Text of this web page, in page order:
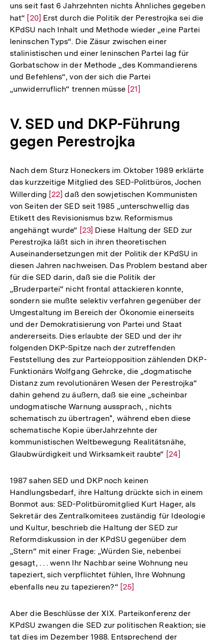
uns seit fast 6 Jahrzehnten nichts Ähnliches gegeben
hat“ Zur
Auflösung
der
Fußnote
[20] Erst durch die Politik der Perestrojka sei die
KPdSU nach Inhalt und Methode wieder „eine Partei
leninschen Typs“. Die Zäsur zwischen einer
stalinistischen und einer leninschen Partei lag für
Gorbatschow in der Methode „des Kommandierens
und Befehlens“, von der sich die Partei
„unwiderruflich“ trennen müsse Zur
Fußnote
[21]
V. SED und DKP-Führung
gegen Perestrojka
Nach dem Sturz Honeckers im Oktober 1989 erklärte
das kurzzeitige Mitglied des SED-Politbüros, Jochen
Willerding Zur
Auflösung
der
Fußnote
[22] daß den sowjetischen Kommunisten
von Seiten der SED seit 1985 „unterschwellig das
Etikett des Revisionismus bzw. Reformismus
angehängt wurde“ Zur
Auflösung
der
Fußnote
[23] Diese Haltung der SED zur
Perestrojka läßt sich in ihren theoretischen
Auseinandersetzungen mit der Politik der KPdSU in
diesen Jahren nachweisen. Das Problem bestand aber
für die SED darin, daß sie die Politik der
„Bruderpartei“ nicht frontal attackieren konnte,
sondern sie mußte selektiv verfahren gegenüber der
Umgestaltung im Bereich der Ökonomie einerseits
und der Demokratisierung von Partei und Staat
andererseits. Dies erlaubte der SED und der ihr
folgenden DKP-Spitze nach der zutreffenden
Feststellung des zur Parteiopposition zählenden DKP-
Funktionärs Wolfgang Gehrcke, die „dogmatische
Distanz zum revolutionären Wesen der Perestrojka“
dahin gehend zu äußern, daß sie eine „scheinbar
undogmatische Warnung aussprach, , nichts
schematisch zu übertragen*, während eben diese
schematische Kopie überJahrzehnte der
kommunistischen Weltbewegung Realitätsnähe,
Glaubwürdigkeit und Wirksamkeit raubte“ Zur
Fußnote
[24]
1987 sahen SED und DKP noch keinen
Handlungsbedarf, ihre Haltung drückte sich in einem
Bonmot aus: SED-Politbüromitglied Kurt Hager, als
Sekretär des Zentralkomitees zuständig für Ideologie
und Kultur, beschrieb die Haltung der SED zur
Reformdiskussion in der KPdSU gegenüber dem
„Stern“ mit einer Frage: „Würden Sie, nebenbei
gesagt, . . . wenn Ihr Nachbar seine Wohnung neu
tapeziert, sich verpflichtet fühlen, Ihre Wohnung
ebenfalls neu zu tapezieren?“ Zur
der
Fußnote
[25]
Aber die Beschlüsse der XIX. Parteikonferenz der
KPdSU zwangen die SED zur politischen Reaktion; sie
tat dies im Dezember 1988. Entsprechend der